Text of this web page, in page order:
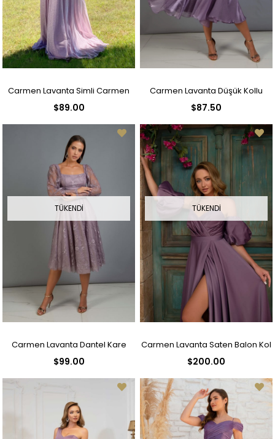
Carmen Lavanta Simli Carmen
$89.00
Carmen Lavanta Düşük Kollu
$87.50
TÜKENDI
Carmen Lavanta Dantel Kare
$99.00
TÜKENDI
Carmen Lavanta Saten Balon Kol
$200.00